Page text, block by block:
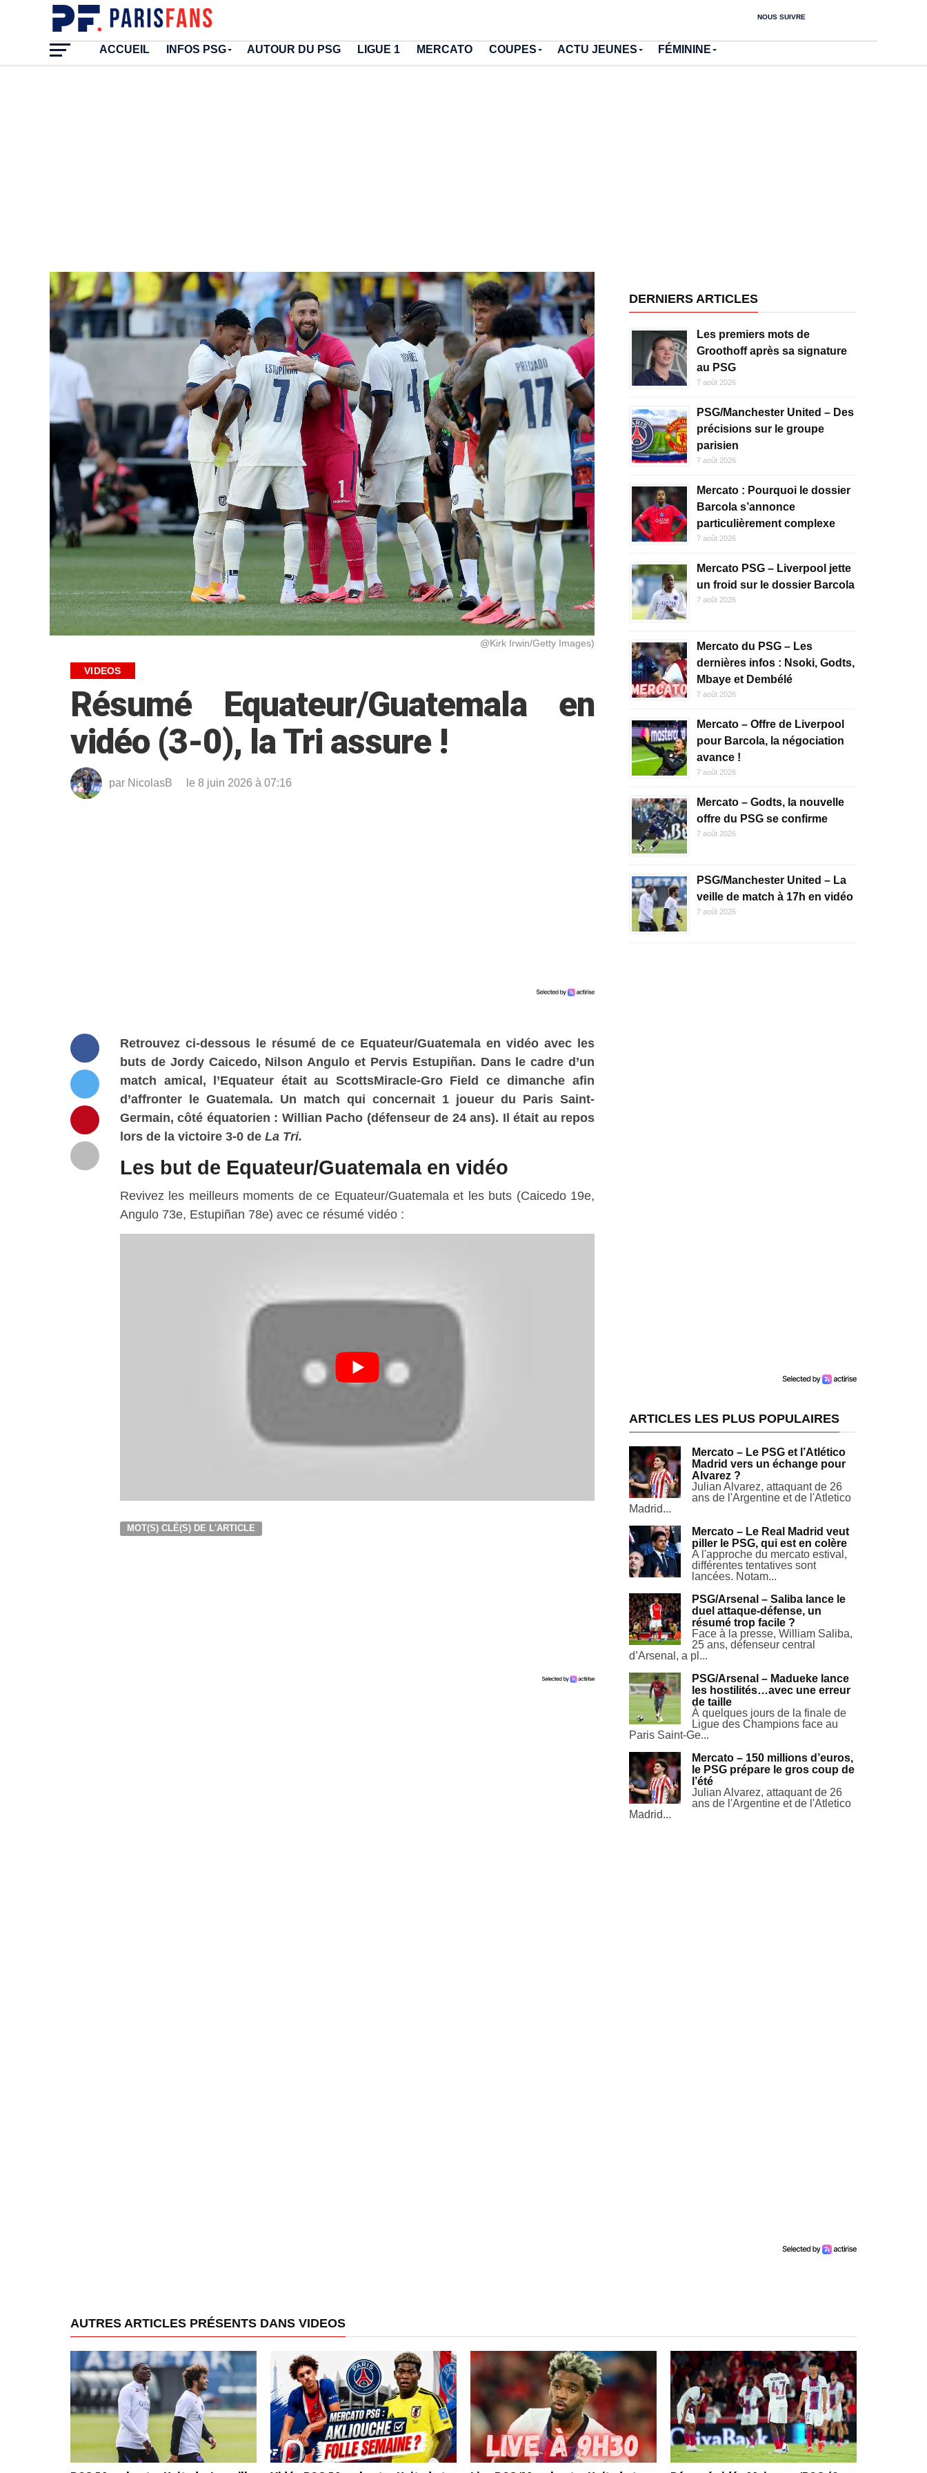
NOUS SUIVRE
ACCUEIL INFOS PSG AUTOUR DU PSG LIGUE 1 MERCATO COUPES ACTU JEUNES FÉMININE
@Kirk Irwin/Getty Images)
VIDEOS
Résumé Equateur/Guatemala en
vidéo (3-0), la Tri assure !
par NicolasB le 8 juin 2026 à 07:16
Retrouvez ci-dessous le résumé de ce Equateur/Guatemala en vidéo avec les
buts de Jordy Caicedo, Nilson Angulo et Pervis Estupiñan. Dans le cadre d’un
match amical, l’Equateur était au ScottsMiracle-Gro Field ce dimanche afin
d’affronter le Guatemala. Un match qui concernait 1 joueur du Paris Saint-
Germain, côté équatorien : Willian Pacho (défenseur de 24ans). Il était au repos
lors de la victoire 3-0 de La Tri.
Les but de Equateur/Guatemala en vidéo
Revivez les meilleurs moments de ce Equateur/Guatemala et les buts (Caicedo 19e,
Angulo 73e, Estupiñan 78e) avec ce résumé vidéo :
MOT(S) CLÉ(S) DE L'ARTICLE
DERNIERS ARTICLES
Les premiers mots de
Groothoff après sa signature
au PSG
7 août 2026
PSG/Manchester United – Des
précisions sur le groupe
parisien
7 août 2026
Mercato : Pourquoi le dossier
Barcola s’annonce
particulièrement complexe
7 août 2026
Mercato PSG – Liverpool jette
un froid sur le dossier Barcola
7 août 2026
Mercato du PSG – Les
dernières infos : Nsoki, Godts,
Mbaye et Dembélé
7 août 2026
Mercato – Offre de Liverpool
pour Barcola, la négociation
avance !
7 août 2026
Mercato – Godts, la nouvelle
offre du PSG se confirme
7 août 2026
PSG/Manchester United – La
veille de match à 17h en vidéo
7 août 2026
ARTICLES LES PLUS POPULAIRES
Mercato – Le PSG et l’Atlético
Madrid vers un échange pour
Alvarez ?
Julian Alvarez, attaquant de 26
ans de l'Argentine et de l'Atletico
Madrid...
Mercato – Le Real Madrid veut
piller le PSG, qui est en colère
A l'approche du mercato estival,
différentes tentatives sont
lancées. Notam...
PSG/Arsenal – Saliba lance le
duel attaque-défense, un
résumé trop facile ?
Face à la presse, William Saliba,
25 ans, défenseur central
d’Arsenal, a pl...
PSG/Arsenal – Madueke lance
les hostilités…avec une erreur
de taille
À quelques jours de la finale de
Ligue des Champions face au
Paris Saint-Ge...
Mercato – 150 millions d’euros,
le PSG prépare le gros coup de
l’été
Julian Alvarez, attaquant de 26
ans de l'Argentine et de l'Atletico
Madrid...
AUTRES ARTICLES PRÉSENTS DANS VIDEOS